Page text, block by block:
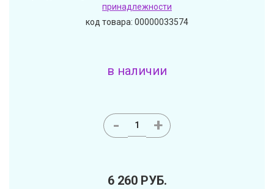
принадлежности
код товара: 00000033574
в наличии
- +
6 260 РУБ.